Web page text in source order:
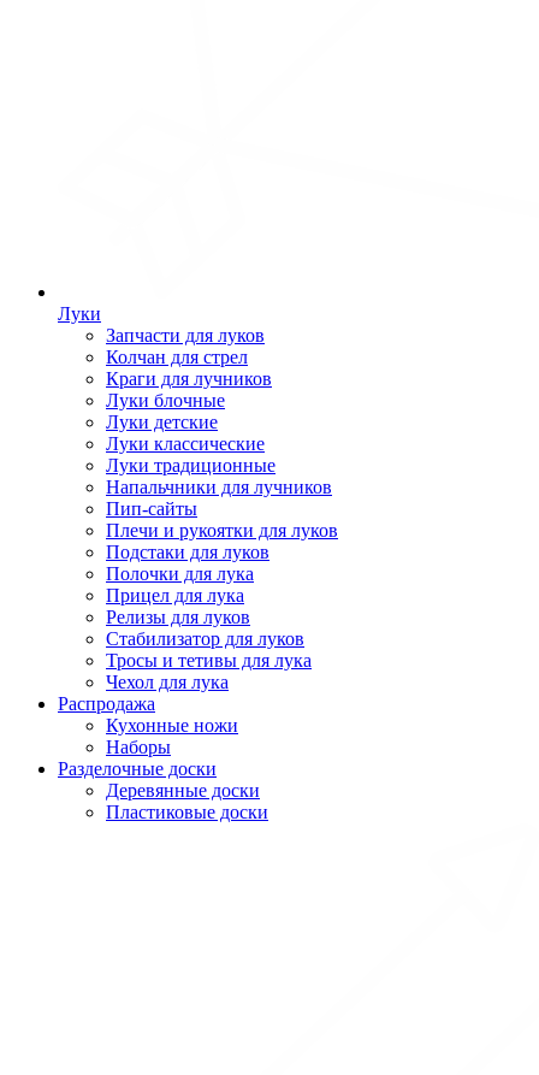
Луки
Запчасти для луков
Колчан для стрел
Краги для лучников
Луки блочные
Луки детские
Луки классические
Луки традиционные
Напальчники для лучников
Пип-сайты
Плечи и рукоятки для луков
Подстаки для луков
Полочки для лука
Прицел для лука
Релизы для луков
Стабилизатор для луков
Тросы и тетивы для лука
Чехол для лука
Распродажа
Кухонные ножи
Наборы
Разделочные доски
Деревянные доски
Пластиковые доски